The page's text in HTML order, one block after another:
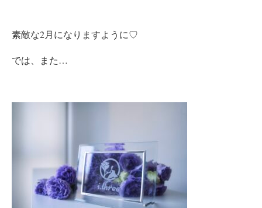
素敵な2月になりますように♡
では、また…